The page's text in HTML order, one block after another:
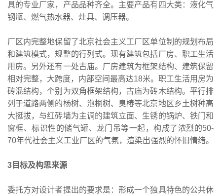
具的专业厂家，产品品种齐全。主要产品有四大类：液化气
钢瓶、燃气热水器、灶具、调压器。
厂区内完整地保留了北京社会主义工厂区单位制的规划布局
和建筑模式，规整的行列式。现有建筑包括厂房、职工生活
用房。另外还有一处古庙。厂房建筑为框架结构、建筑保留
相对完整，大跨度，内部空间最高达18米。职工生活用房为
砖混结构，个别为双角框架结构，古庙为砖木结构。平行排
列于道路两侧的杨树、泡桐树、臭椿等北京地区乡土树种高
大挺拔，与红砖墙为主调的建筑立面、生锈的锅炉、铁门和
窗框、标识性的储气罐、龙门吊等一起，构成了浓烈的50-
70年代社会主义工业厂区的气氛，渲染出强烈的怀旧情绪。
3目标及构思来源
委托方对设计者提出的要求是：形成一个独具特色的公共休